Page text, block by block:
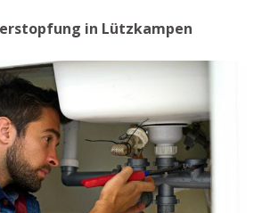
in Lützkampen